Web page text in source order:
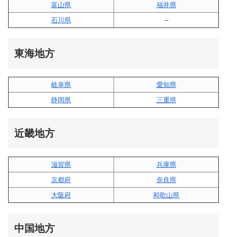
富山県
福井県
石川県
–
東海地方
岐阜県
愛知県
静岡県
三重県
近畿地方
滋賀県
兵庫県
京都府
奈良県
大阪府
和歌山県
中国地方